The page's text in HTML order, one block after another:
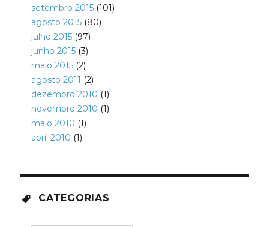
setembro 2015(101)
agosto 2015(80)
julho 2015(97)
junho 2015(3)
maio 2015(2)
agosto 2011 (2)
dezembro 2010 (1)
novembro 2010 (1)
maio 2010 (1)
abril 2010 (1)
CATEGORIAS